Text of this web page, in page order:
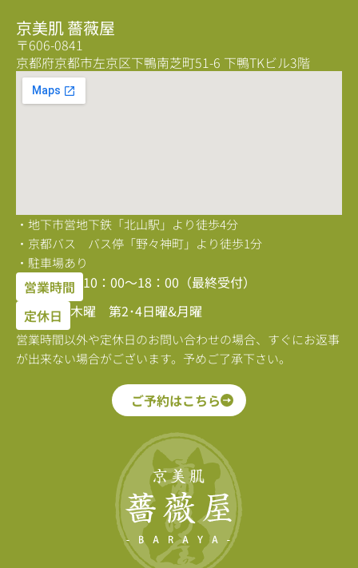
京美肌 薔薇屋
〒606-0841
京都府京都市左京区下鴨南芝町51-6 下鴨TKビル3階
・地下市営地下鉄「北山駅」より徒歩4分
・京都バス バス停「野々神町」より徒歩1分
・駐車場あり
営業時間 10：00〜18：00（最終受付）
定休日 木曜 第2･4日曜&月曜
営業時間以外や定休日のお問い合わせの場合、すぐにお返事
が出来ない場合がございます。予めご了承下さい。
ご予約はこちら